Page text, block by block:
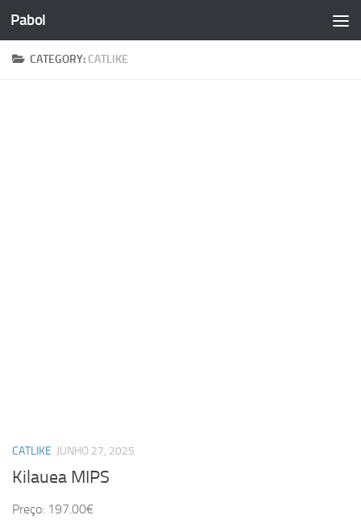
Skip to content
Pabol
CATEGORY: CATLIKE
CATLIKE JUNHO 27, 2025
Kilauea MIPS
Preço: 197.00€